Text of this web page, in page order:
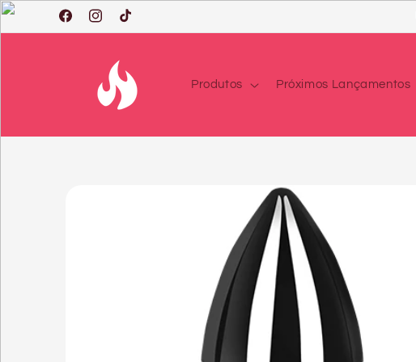
Saltar
para o
conteúdo
FacebookInstagram
TikTok
Produtos Próximos Lançamentos